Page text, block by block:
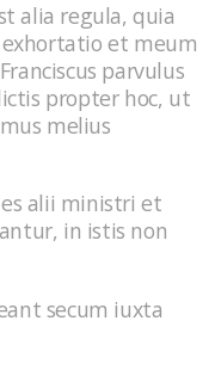
alia regula, quia
et meum
parvulus
propter hoc, ut
melius
alii ministri et
in istis non
secum iuxta